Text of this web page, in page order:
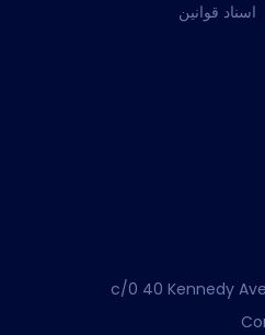
اسناد قوانین
c/0 40 Kennedy